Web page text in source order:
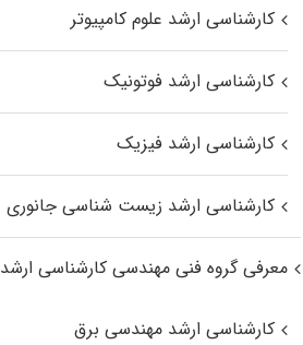
کارشناسی ارشد علوم کامپیوتر
کارشناسی ارشد فوتونیک
کارشناسی ارشد فیزیک
کارشناسی ارشد زیست‌ شناسی جانوری
معرفی گروه فنی مهندسی کارشناسی ارشد
کارشناسی ارشد مهندسی برق